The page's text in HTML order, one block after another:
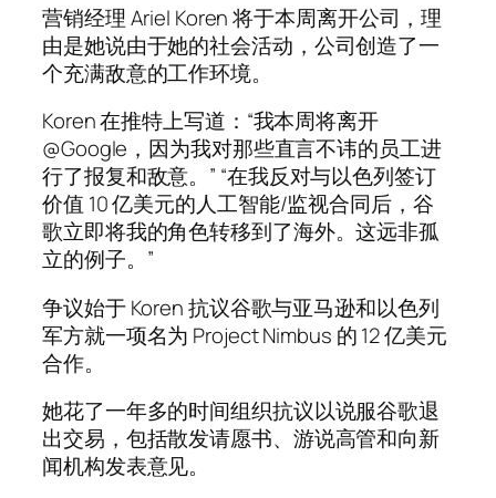
营销经理 Ariel Koren 将于本周离开公司，理
由是她说由于她的社会活动，公司创造了一
个充满敌意的工作环境。
Koren 在推特上写道：“我本周将离开
@Google，因为我对那些直言不讳的员工进
行了报复和敌意。” “在我反对与以色列签订
价值 10 亿美元的人工智能/监视合同后，谷
歌立即将我的角色转移到了海外。这远非孤
立的例子。”
争议始于 Koren 抗议谷歌与亚马逊和以色列
军方就一项名为 Project Nimbus 的 12 亿美元
合作。
她花了一年多的时间组织抗议以说服谷歌退
出交易，包括散发请愿书、游说高管和向新
闻机构发表意见。